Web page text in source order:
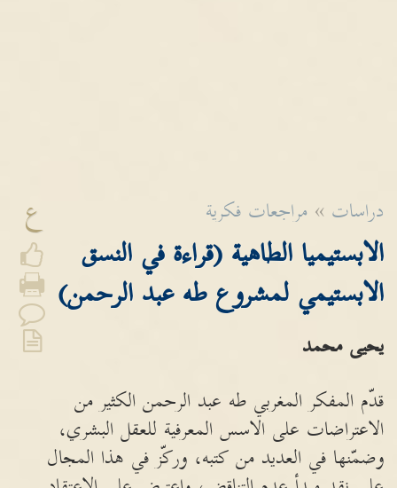
ع دراسات » مراجعات فكرية
الابستيميا الطاهية (قراءة في النسق
الابستيمي لمشروع طه عبد الرحمن)
يحيى محمد
قدّم المفكر المغربي طه عبد الرحمن الكثير من
الاعتراضات على الاسس المعرفية للعقل البشري،
وضمّنها في العديد من كتبه، وركّز في هذا المجال